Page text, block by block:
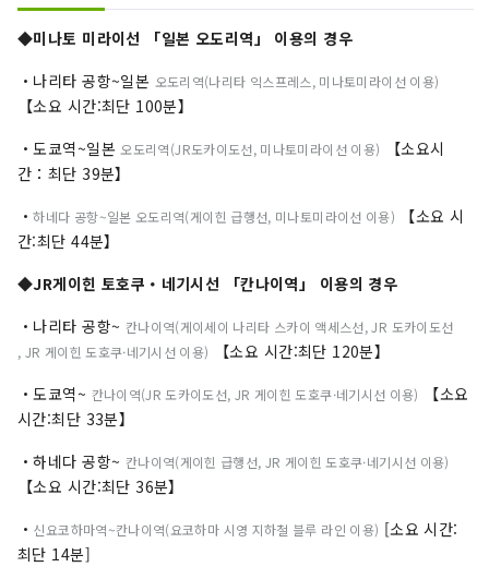
◆미나토 미라이선 「일본 오도리역」 이용의 경우
・나리타 공항~일본 오도리역(나리타 익스프레스, 미나토미라이선 이용)
【소요 시간:최단 100분】
・도쿄역~일본오도리역(JR도카이도선, 미나토미라이선 이용)
【소요시
간：최단 39분】
・하네다 공항~일본 오도리역(게이힌 급행선, 미나토미라이선 이용)
【소요 시
간:최단 44분】
◆JR게이힌 토호쿠・네기시선 「칸나이역」 이용의 경우
・나리타 공항~ 칸나이역(게이세이 나리타 스카이 액세스선, ​​JR 도카이도선
, JR 게이힌 도호쿠·네기시선 이용)
【소요 시간:최단 120분】
・도쿄역~ 칸나이역(JR 도카이도선, JR 게이힌 도호쿠·네기시선 이용)
【소요
시간:최단 33분】
・하네다 공항~ 칸나이역(게이힌 급행선, JR 게이힌 도호쿠·네기시선 이용)
【소요 시간:최단 36분】
・ 신요코하마역~칸나이역(요코하마 시영 지하철 블루 라인 이용) [소요 시간:
최단 14분]